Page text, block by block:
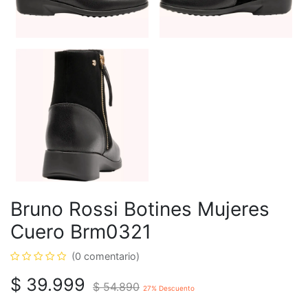
Bruno Rossi Botines Mujeres
Cuero Brm0321
(0 comentario)
$ 39.999 $54.890 27% Descuento